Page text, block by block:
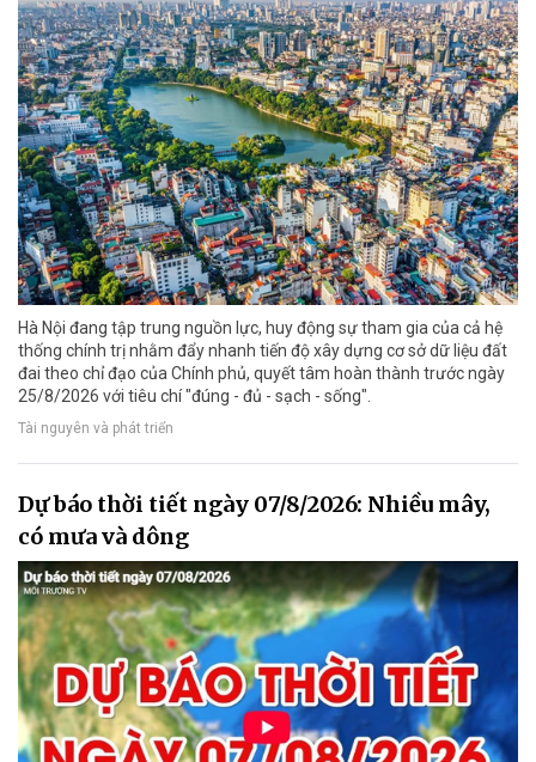
Hà Nội đang tập trung nguồn lực, huy động sự tham gia của cả hệ
thống chính trị nhằm đẩy nhanh tiến độ xây dựng cơ sở dữ liệu đất
đai theo chỉ đạo của Chính phủ, quyết tâm hoàn thành trước ngày
25/8/2026 với tiêu chí "đúng - đủ - sạch - sống".
Tài nguyên và phát triển
Dự báo thời tiết ngày 07/8/2026: Nhiều mây,
có mưa và dông